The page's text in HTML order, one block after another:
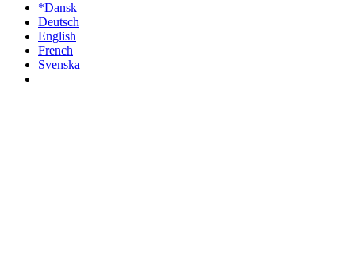
*Dansk
Deutsch
English
French
Svenska